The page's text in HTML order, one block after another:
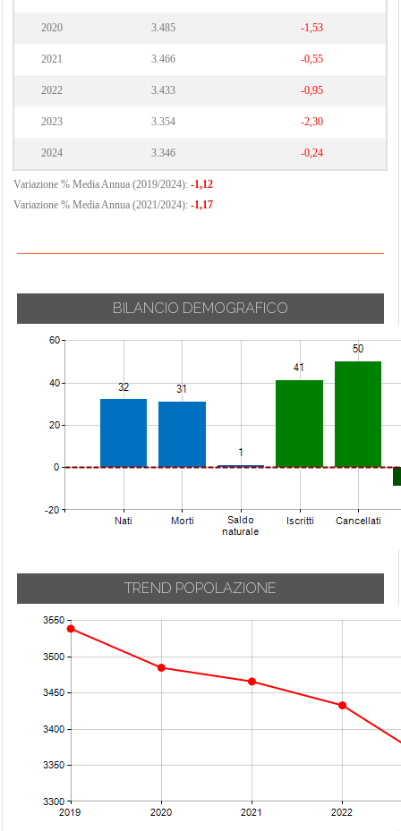
2020 3.485 -1,53
2021 3.466 -0,55
2022 3.433 -0,95
2023 3.354 -2,30
2024 3.346 -0,24
Variazione % Media Annua (2019/2024): -1,12
Variazione % Media Annua (2021/2024): -1,17
BILANCIO DEMOGRAFICO
TREND POPOLAZIONE